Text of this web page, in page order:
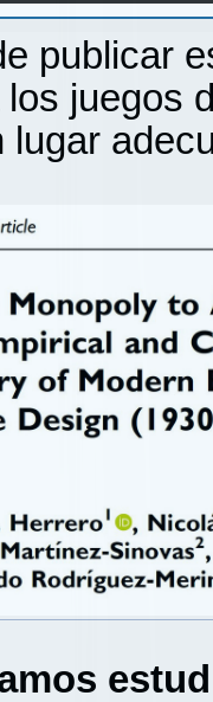
la evolución del di
publicar
juegos
lugar